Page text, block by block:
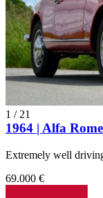
1 / 21
1964 | Alfa
Extremely well
69.000 €